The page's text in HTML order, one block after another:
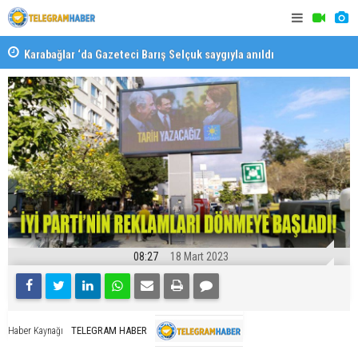
Karabağlar ‘da Gazeteci Barış Selçuk saygıyla anıldı
08:27 18 Mart 2023
Haber Kaynağı TELEGRAM HABER